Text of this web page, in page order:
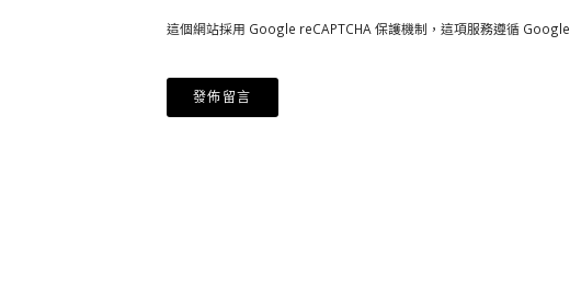
這個網站採用 Google reCAPTCHA 保護機制，這項服務遵循 Google